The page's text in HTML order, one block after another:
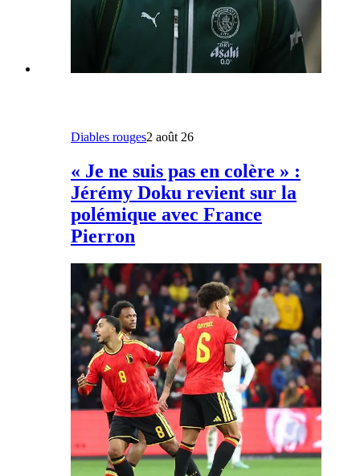
Diables rouges2 août 26
« Je ne suis pas en colère » :
Jérémy Doku revient sur la
polémique avec France
Pierron